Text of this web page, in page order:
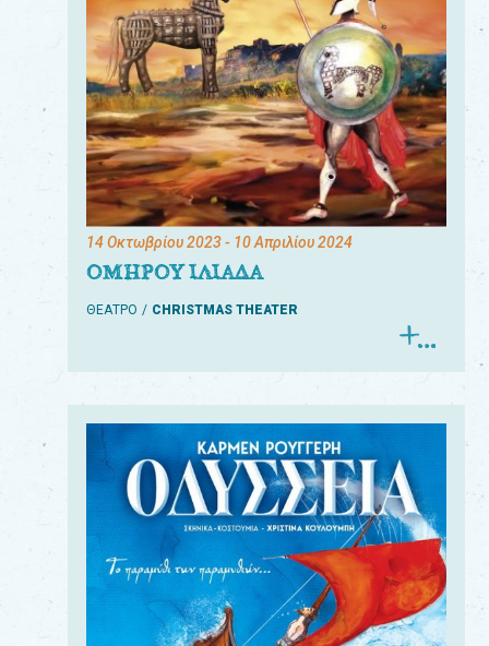
14 Οκτωβρίου 2023- 10 Απριλίου 2024
ΟΜΗΡΟΥ ΙΛΙΑΔΑ
ΘΕΑΤΡΟ CHRISTMAS THEATER